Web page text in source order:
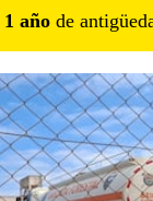
1 año de